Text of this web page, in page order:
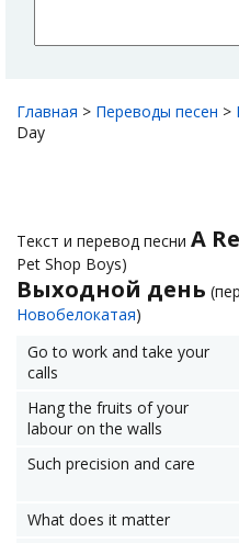
Главная > Переводы песен >
Day
Текст и перевод песни A
Pet Shop Boys)
Выходной день
Новобелокатая)
Go to work and take your
calls
Hang the fruits of your
labour on the walls
Such precision and care
What does it matter